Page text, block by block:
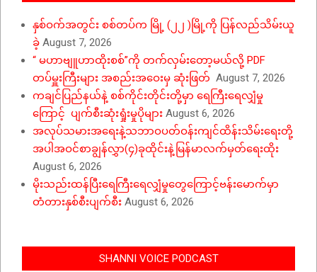
နှစ်ဝက်အတွင်း စစ်တပ်က မြို့ (၂၂ )မြို့ကို ပြန်လည်သိမ်းယူ
ခဲ့ August 7, 2026
“ မဟာဗျူဟာထိုးစစ်”ကို တက်လှမ်းတော့မယ်လို့ PDF
တပ်မှူးကြီးများ အစည်းအဝေးမှ ဆုံးဖြတ် August 7, 2026
ကချင်ပြည်နယ်နဲ့ စစ်ကိုင်းတိုင်းတို့မှာ ရေကြီးရေလျှံမှု
ကြောင့် ပျက်စီးဆုံးရှုံးမှုပိုများ August 6, 2026
အလုပ်သမားအရေးနဲ့သဘာဝပတ်ဝန်းကျင်ထိန်းသိမ်းရေးတို့
အပါအဝင်စာချွန်လွှာ(၄)ခုထိုင်းနဲ့မြန်မာလက်မှတ်ရေးထိုး
August 6, 2026
မိုးသည်းထန်ပြီးရေကြီးရေလျှံမှုတွေကြောင့်ဗန်းမောက်မှာ
တံတားနှစ်စီးပျက်စီး August 6, 2026
SHANNI VOICE PODCAST